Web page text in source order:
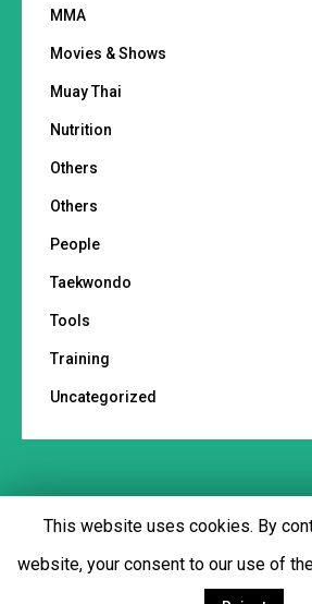
MMA
Movies & Shows
Muay Thai
Nutrition
Others
Others
People
Taekwondo
Tools
Training
Uncategorized
This website uses cookies. By
website, your consent to our use of